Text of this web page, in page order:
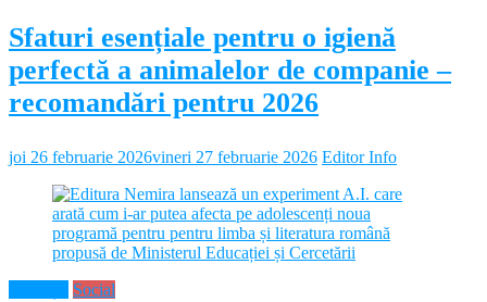
Sfaturi esențiale pentru o igienă
perfectă a animalelor de companie –
recomandări pentru 2026
joi 26 februarie 2026vineri 27 februarie 2026 Editor Info
Social